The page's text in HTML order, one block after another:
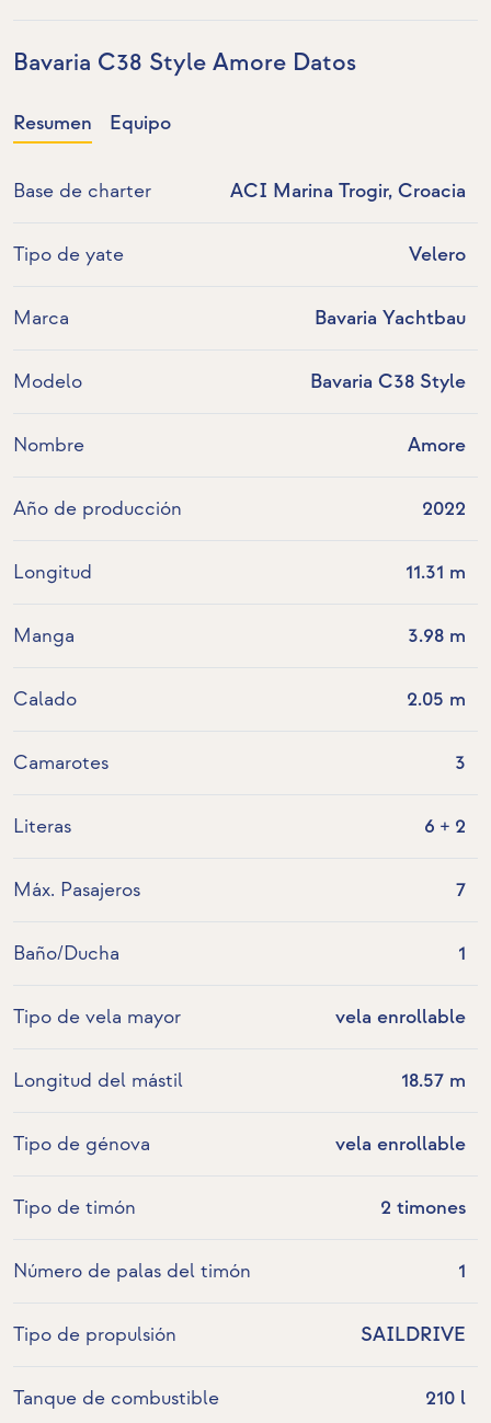
Bavaria C38 Style Amore Datos
Resumen Equipo
Base de charter ACI Marina Trogir, Croacia
Tipo de yate Velero
Marca Bavaria Yachtbau
Modelo Bavaria C38 Style
Nombre Amore
Año de producción 2022
Longitud 11.31 m
Manga 3.98 m
Calado 2.05 m
Camarotes 3
Literas 6 + 2
Máx. Pasajeros 7
Baño/Ducha 1
Tipo de vela mayor vela enrollable
Longitud del mástil 18.57 m
Tipo de génova vela enrollable
Tipo de timón 2 timones
Número de palas del timón 1
Tipo de propulsión SAILDRIVE
Tanque de combustible 210 l